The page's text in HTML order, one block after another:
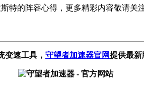
特的阵容心得，更多精彩内容敬请关
变速工具 ， 守望者加速器官网提供最新